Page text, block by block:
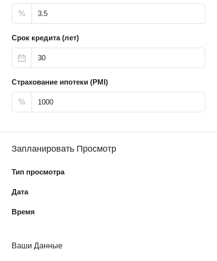
%
Срок кредита (лет)
Страхование ипотеки (PMI)
%
Запланировать Просмотр
Тип просмотра
Дата
Время
Ваши Данные